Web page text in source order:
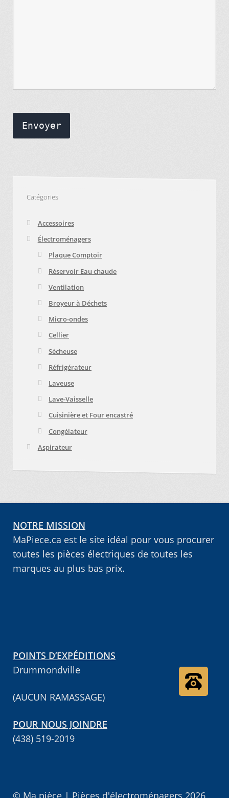
Envoyer
Catégories
Accessoires
Électroménagers
Plaque Comptoir
Réservoir Eau chaude
Ventilation
Broyeur à Déchets
Micro-ondes
Cellier
Sécheuse
Réfrigérateur
Laveuse
Lave-Vaisselle
Cuisinière et Four encastré
Congélateur
Aspirateur
NOTRE MISSION
MaPiece.ca est le site idéal pour vous procurer
toutes les pièces électriques de toutes les
marques au plus bas prix.
POINTS D’EXPÉDITIONS
Drummondville
(AUCUN RAMASSAGE)
POUR NOUS JOINDRE
(438) 519-2019
© Ma pièce | Pièces d'électroménagers 2026